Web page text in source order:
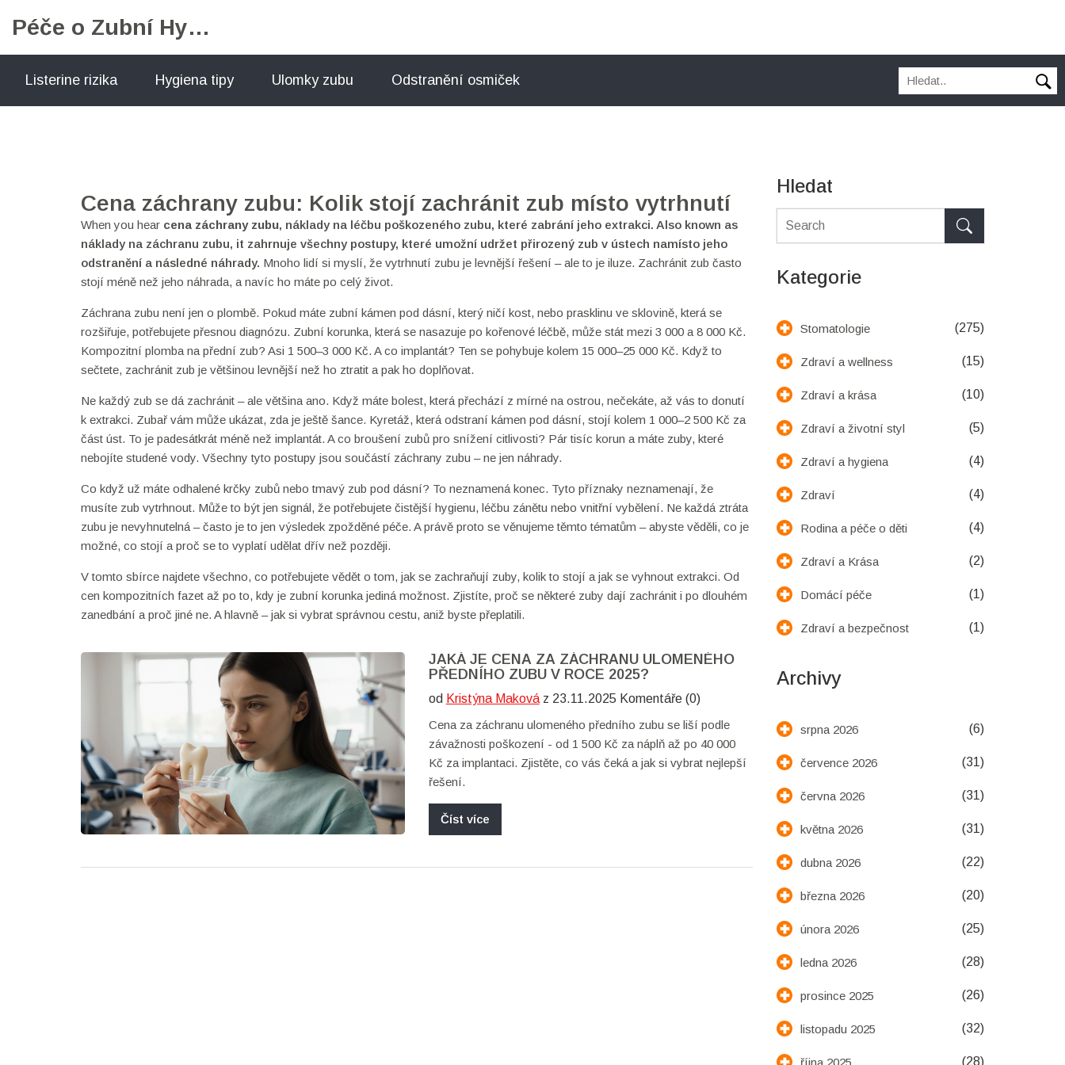
Péče o Zubní Hygienu
Listerine rizika Hygiena tipy Ulomky zubu Odstranění osmiček
Cena záchrany zubu: Kolik stojí zachránit zub místo vytrhnutí
When you hear cena záchrany zubu, náklady na léčbu poškozeného zubu, které zabrání jeho extrakci. Also known as
náklady na záchranu zubu, it zahrnuje všechny postupy, které umožní udržet přirozený zub v ústech namísto jeho
odstranění a následné náhrady. Mnoho lidí si myslí, že vytrhnutí zubu je levnější řešení – ale to je iluze. Zachránit zub často
stojí méně než jeho náhrada, a navíc ho máte po celý život.
Záchrana zubu není jen o plombě. Pokud máte zubní kámen pod dásní, který ničí kost, nebo prasklinu ve sklovině, která se
rozšiřuje, potřebujete přesnou diagnózu. Zubní korunka, která se nasazuje po kořenové léčbě, může stát mezi 3 000 a 8 000 Kč.
Kompozitní plomba na přední zub? Asi 1 500–3 000 Kč. A co implantát? Ten se pohybuje kolem 15 000–25 000 Kč. Když to
sečtete, zachránit zub je většinou levnější než ho ztratit a pak ho doplňovat.
Ne každý zub se dá zachránit – ale většina ano. Když máte bolest, která přechází z mírné na ostrou, nečekáte, až vás to donutí
k extrakci. Zubař vám může ukázat, zda je ještě šance. Kyretáž, která odstraní kámen pod dásní, stojí kolem 1 000–2 500 Kč za
část úst. To je padesátkrát méně než implantát. A co broušení zubů pro snížení citlivosti? Pár tisíc korun a máte zuby, které
nebojíte studené vody. Všechny tyto postupy jsou součástí záchrany zubu – ne jen náhrady.
Co když už máte odhalené krčky zubů nebo tmavý zub pod dásní? To neznamená konec. Tyto příznaky neznamenají, že
musíte zub vytrhnout. Může to být jen signál, že potřebujete čistější hygienu, léčbu zánětu nebo vnitřní vybělení. Ne každá ztráta
zubu je nevyhnutelná – často je to jen výsledek zpožděné péče. A právě proto se věnujeme těmto tématům – abyste věděli, co je
možné, co stojí a proč se to vyplatí udělat dřív než později.
V tomto sbírce najdete všechno, co potřebujete vědět o tom, jak se zachraňují zuby, kolik to stojí a jak se vyhnout extrakci. Od
cen kompozitních fazet až po to, kdy je zubní korunka jediná možnost. Zjistíte, proč se některé zuby dají zachránit i po dlouhém
zanedbání a proč jiné ne. A hlavně – jak si vybrat správnou cestu, aniž byste přeplatili.
JAKÁ JE CENA ZA ZÁCHRANU ULOMENÉHO
PŘEDNÍHO ZUBU V ROCE 2025?
od Kristýna Makováz 23.11.2025 Komentáře (0)
Cena za záchranu ulomeného předního zubu se liší podle
závažnosti poškození - od 1 500 Kč za náplň až po 40 000
Kč za implantaci. Zjistěte, co vás čeká a jak si vybrat nejlepší
řešení.
Číst více
Hledat
Kategorie
Stomatologie (275)
Zdraví a wellness (15)
Zdraví a krása (10)
Zdraví a životní styl (5)
Zdraví a hygiena (4)
Zdraví (4)
Rodina a péče o děti (4)
Zdraví a Krása (2)
Domácí péče (1)
Zdraví a bezpečnost (1)
Archivy
srpna 2026 (6)
července 2026 (31)
června 2026 (31)
května 2026 (31)
dubna 2026 (22)
března 2026 (20)
února 2026 (25)
ledna 2026 (28)
prosince 2025 (26)
listopadu 2025 (32)
října 2025 (28)